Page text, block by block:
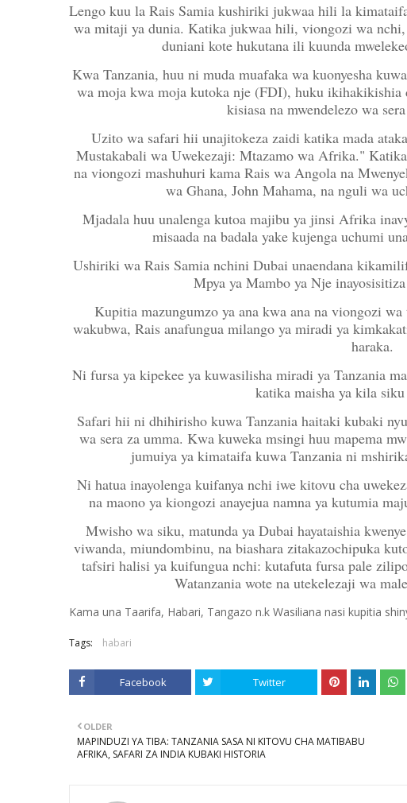
Lengo kuu la Rais Samia kushiriki jukwaa hili la
wa mitaji ya dunia. Katika jukwaa hili, viongozi wa
duniani kote hukutana ili kuunda
Kwa Tanzania, huu ni muda muafaka wa kuonyesha
wa moja kwa moja kutoka nje (FDI), huku
kisiasa na mwendelezo wa
Uzito wa safari hii unajitokeza zaidi katika mada
Mustakabali wa Uwekezaji: Mtazamo wa Afrika."
na viongozi mashuhuri kama Rais wa Angola na
wa Ghana, John Mahama, na nguli wa
Mjadala huu unalenga kutoa majibu ya jinsi Afrika
misaada na badala yake kujenga uchumi
Ushiriki wa Rais Samia nchini Dubai unaendana
Mpya ya Mambo ya Nje
Kupitia mazungumzo ya ana kwa ana na viongozi
wakubwa, Rais anafungua milango ya miradi ya
haraka.
Ni fursa ya kipekee ya kuwasilisha miradi ya Tanzania
katika maisha ya kila
Safari hii ni dhihirisho kuwa Tanzania haitaki kubaki
wa sera za umma. Kwa kuweka msingi huu mapema
jumuiya ya kimataifa kuwa Tanzania ni
Ni hatua inayolenga kuifanya nchi iwe kitovu cha
na maono ya kiongozi anayejua namna ya kutumia
Mwisho wa siku, matunda ya Dubai hayataishia
viwanda, miundombinu, na biashara zitakazochipuka
tafsiri halisi ya kuifungua nchi: kutafuta fursa pale
Watanzania wote na utekelezaji wa
Kama una Taarifa, Habari, Tangazo n.k Wasiliana nasi kupitia
Tags: habari
Facebook Twitter
OLDER
MAPINDUZI YA TIBA: TANZANIA SASA NI KITOVU CHA MATIBABU
AFRIKA, SAFARI ZA INDIA KUBAKI HISTORIA